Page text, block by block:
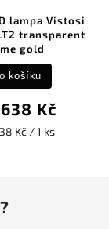
lampa Vistosi
transparent
gold
Kč
Kč / 1 ks
košíku